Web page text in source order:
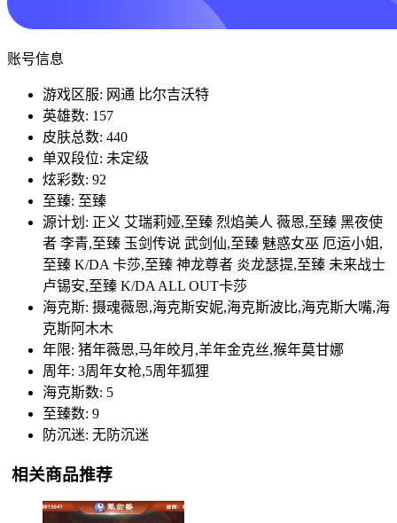
账号信息
游戏区服: 网通 比尔吉沃特
英雄数: 157
皮肤总数: 440
单双段位: 未定级
炫彩数: 92
至臻: 至臻
源计划: 正义 艾瑞莉娅,至臻 烈焰美人 薇恩,至臻 黑夜使
者 李青,至臻 玉剑传说 武剑仙,至臻 魅惑女巫 厄运小姐,
至臻 K/DA 卡莎,至臻 神龙尊者 炎龙瑟提,至臻 未来战士
卢锡安,至臻 K/DA ALL OUT卡莎
海克斯: 摄魂薇恩,海克斯安妮,海克斯波比,海克斯大嘴,海
克斯阿木木
年限: 猪年薇恩,马年皎月,羊年金克丝,猴年莫甘娜
周年: 3周年女枪,5周年狐狸
海克斯数: 5
至臻数: 9
防沉迷: 无防沉迷
相关商品推荐